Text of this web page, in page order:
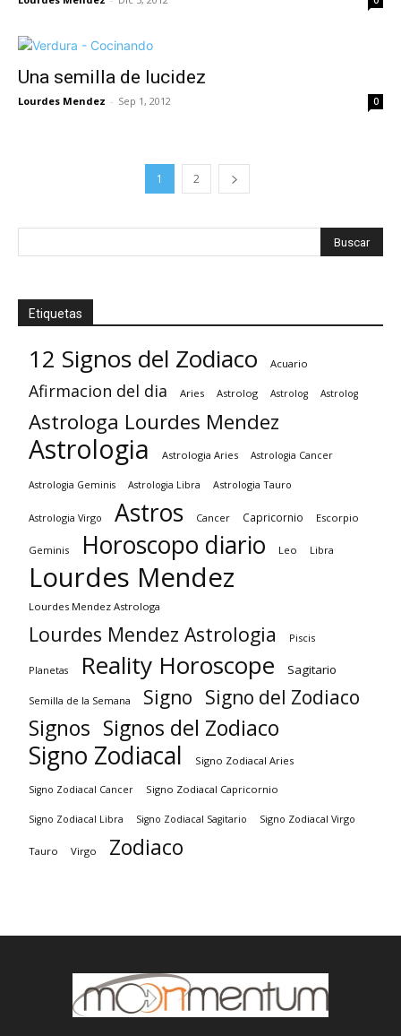
Una semilla de lucidez
Lourdes Mendez - Sep 1, 2012 0
1 2
Etiquetas
12 Signos del Zodiaco Acuario
Afirmacion del dia Aries Astrolog Astrolog Astrolog
Astrologa Lourdes Mendez
Astrologia Astrologia Aries Astrologia Cancer
Astrologia Geminis Astrologia Libra Astrologia Tauro
Astrologia Virgo Astros Cancer Capricornio Escorpio
Geminis Horoscopo diario Leo Libra
Lourdes Mendez
Lourdes Mendez Astrologa
Lourdes Mendez Astrologia Piscis
Planetas Reality Horoscope Sagitario
Semilla de la Semana Signo Signo del Zodiaco
Signos Signos del Zodiaco
Signo Zodiacal Signo Zodiacal Aries
Signo Zodiacal Cancer Signo Zodiacal Capricornio
Signo Zodiacal Libra Signo Zodiacal Sagitario Signo Zodiacal Virgo
Tauro Virgo Zodiaco